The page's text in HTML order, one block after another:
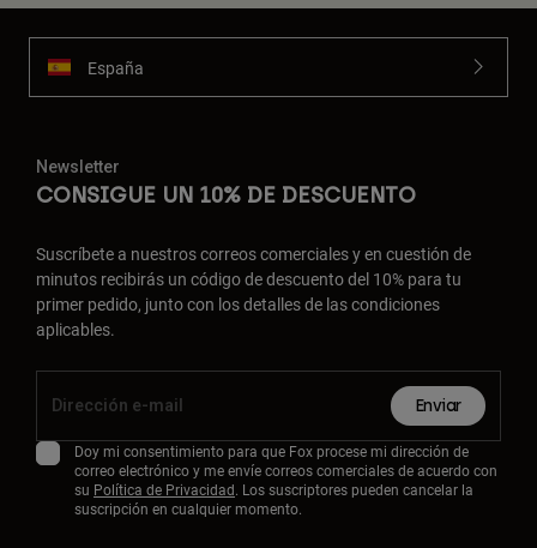
España
Newsletter
CONSIGUE UN 10% DE DESCUENTO
Suscríbete a nuestros correos comerciales y en cuestión de
minutos recibirás un código de descuento del 10% para tu
primer pedido, junto con los detalles de las condiciones
aplicables.
Enviar
Doy mi consentimiento para que Fox procese mi dirección de
correo electrónico y me envíe correos comerciales de acuerdo con
su Política de Privacidad. Los suscriptores pueden cancelar la
suscripción en cualquier momento.